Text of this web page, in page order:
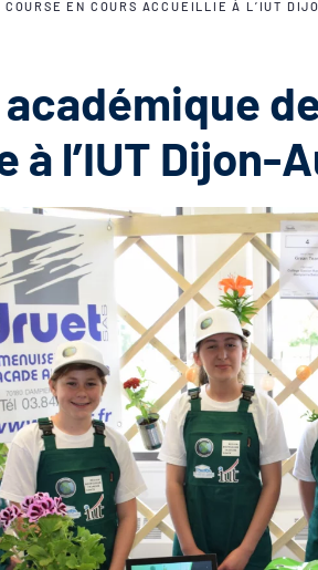
EN COURS ACCUEILLIE À L’IUT
à l’IUT Dijon-